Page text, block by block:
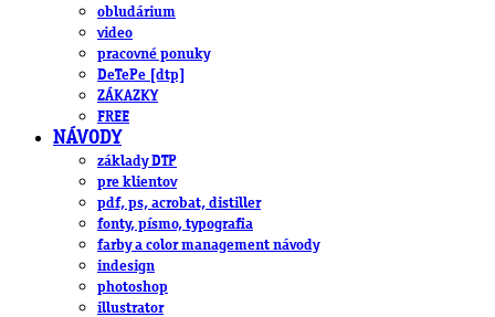
obludárium
video
pracovné ponuky
DeTePe [dtp]
ZÁKAZKY
FREE
NÁVODY
základy DTP
pre klientov
pdf, ps, acrobat, distiller
fonty, písmo, typografia
farby a color management návody
indesign
photoshop
illustrator